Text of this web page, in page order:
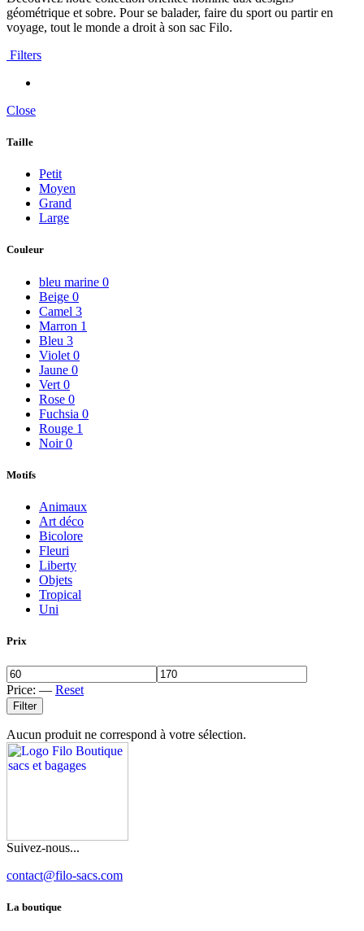
géométrique et sobre. Pour se balader, faire du sport ou partir en
voyage, tout le monde a droit à son sac Filo.
Filters
Close
Taille
Petit
Moyen
Grand
Large
Couleur
bleu marine 0
Beige 0
Camel 3
Marron 1
Bleu 3
Violet 0
Jaune 0
Vert 0
Rose 0
Fuchsia 0
Rouge 1
Noir 0
Motifs
Animaux
Art déco
Bicolore
Fleuri
Liberty
Objets
Tropical
Uni
Prix
Price: — Reset
Filter
Aucun produit ne correspond à votre sélection.
Suivez-nous...
contact@filo-sacs.com
La boutique